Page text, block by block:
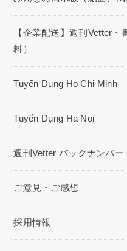
【企業配送】週刊Vetter
料）
Tuyển Dụng Ho Chi Minh
Tuyển Dụng Ha Noi
週刊Vetter バックナンバー
ご意見・ご感想
採用情報